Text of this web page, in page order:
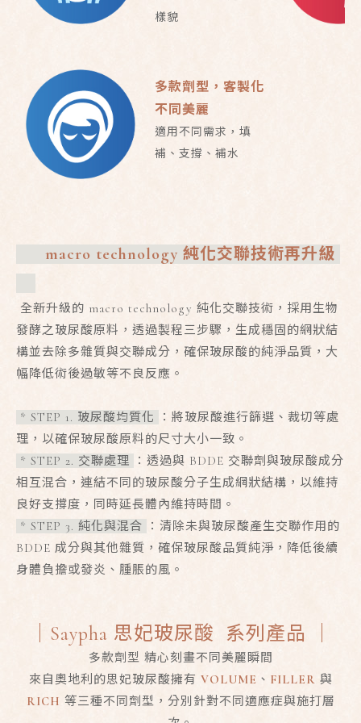
樣貌
多款劑型，客製化
不同美麗
適用不同需求，填
補、支撐、補水
macro technology 純化交聯技術再升級
全新升級的 macro technology 純化交聯技術，採用生物
發酵之玻尿酸原料，透過製程三步驟，生成穩固的網狀結
構並去除多雜質與交聯成分， 確保玻尿酸的純淨品質 ，大
幅降低術後過敏等不良反應。
* STEP 1. 玻尿酸均質化 ： 將玻尿酸進行篩選、裁切等處
理，以確保玻尿酸原料的尺寸大小一致。
* STEP 2. 交聯處理
： 透過與 BDDE 交聯劑與玻尿酸成分
相互混合，連結不同的玻尿酸分子生成網狀結構，以維持
良好支撐度，同時延長體內維持時間。
* STEP 3. 純化與混合
： 清除未與玻尿酸產生交聯作用的
BDDE 成分與其他雜質，確保玻尿酸品質純淨，降低後續
身體負擔或發炎、腫脹的風。
Saypha 思妃玻尿酸 系列產品 ｜
多款劑型 精心刻畫不同美麗瞬間
來自奧地利的思妃玻尿酸擁有 VOLUME 、 FILLER 與
RICH 等三種不同劑型，分別針對不同適應症與施打層